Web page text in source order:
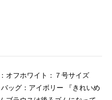
オフホワイト：７号サイズ
ッグ：アイボリー 『きれいめ